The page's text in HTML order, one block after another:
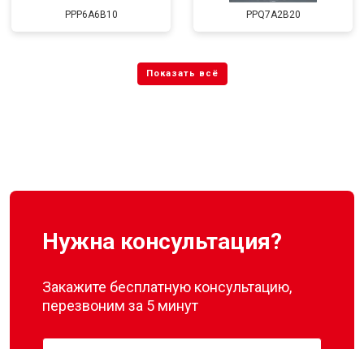
PPP6A6B10 PPQ7A2B20
Нужна консультация?
Закажите бесплатную консультацию,
перезвоним за 5 минут